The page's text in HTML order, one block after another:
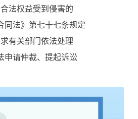
法权益受到侵害的
同法》第七十七条规定
有关部门依法处理
申请仲裁、提起诉讼